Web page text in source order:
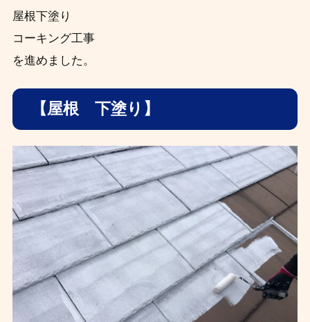
屋根下塗り
コーキング工事
を進めました。
【屋根 下塗り】